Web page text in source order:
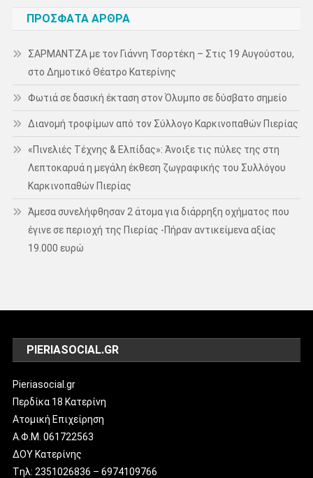
ΠΡΌΣΦΑΤΑ ΆΡΘΡΑ
ΣΑΡΜΑΝΤΖΑ με τον Γιάννη Τσορτέκη – Στις 19 Αυγούστου,
στο Δημοτικό Θέατρο Κατερίνης
Φωτιά σε δασική έκταση στον Όλυμπο σε δύσβατο σημείο
Διανομή τροφίμων από τον Σύλλογο Καρκινοπαθών Πιερίας
«Πινελιές Τέχνης & Ελπίδας»: Άνοιξε τις πύλες της στη
Λεπτοκαρυά η μεγάλη έκθεση ζωγραφικής του Συλλόγου
Καρκινοπαθών Πιερίας
Άμεσα συνελήφθησαν 2 άτομα για διάρρηξη οχήματος που
έγινε σε περιοχή της Πιερίας -Πήραν αντικείμενα αξίας
19.000 ευρώ
PIERIASOCIAL.GR
Pieriasocial.gr
Περδίκα 18 Κατερίνη
Ατομική Επιχείρηση
Α.Φ.Μ. 061722563
ΔΟΥ Κατερίνης
Tηλ: 2351026836 – 6974109766